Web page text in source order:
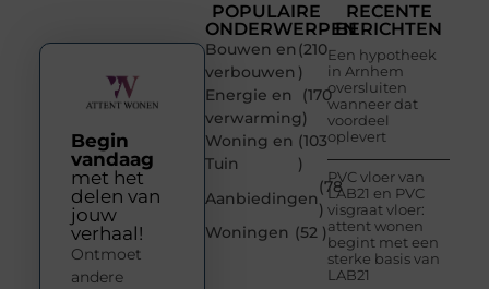
POPULAIRE
ONDERWERPEN
Bouwen en
verbouwen
(210
)
Energie en
verwarming
(170
)
Woning en
Tuin
(103
)
Aanbiedingen
(78
)
Woningen (52 )
RECENTE
BERICHTEN
Een hypotheek
in Arnhem
oversluiten
wanneer dat
voordeel
oplevert
PVC vloer van
LAB21 en PVC
visgraat vloer:
attent wonen
begint met een
sterke basis van
LAB21
Begin
vandaag
met het
delen van
jouw
verhaal!
Ontmoet
andere